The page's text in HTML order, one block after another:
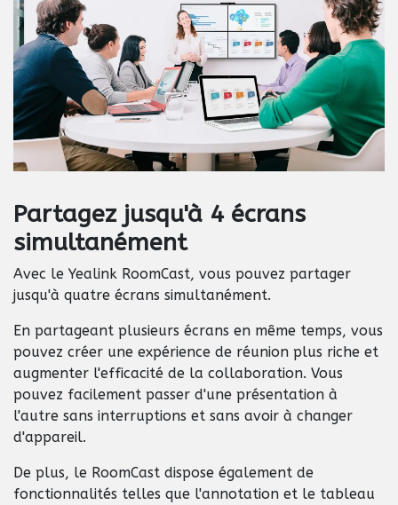
Partagez jusqu'à 4 écrans
simultanément
Avec le Yealink RoomCast, vous pouvez partager
jusqu'à quatre écrans simultanément.
En partageant plusieurs écrans en même temps, vous
pouvez créer une expérience de réunion plus riche et
augmenter l'efficacité de la collaboration. Vous
pouvez facilement passer d'une présentation à
l'autre sans interruptions et sans avoir à changer
d'appareil.
De plus, le RoomCast dispose également de
fonctionnalités telles que l'annotation et le tableau